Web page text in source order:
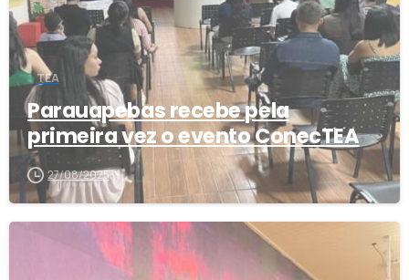
TEA
Parauapebas recebe pela
primeira vez o evento ConecTEA
27/08/2025
2